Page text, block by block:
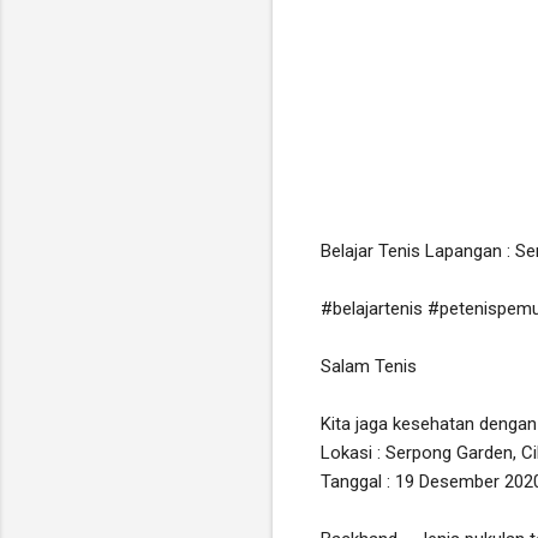
Belajar Tenis Lapangan :
#belajartenis
Salam Tenis
Kita jaga kesehatan
Lokasi : Serpong Garden,
Tanggal : 19 Desember